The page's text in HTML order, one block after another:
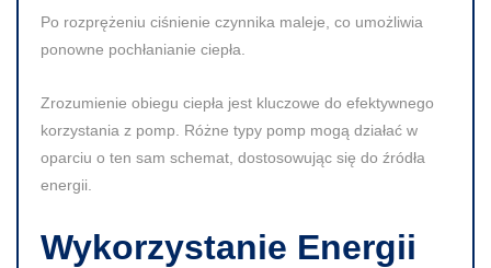
Po rozprężeniu ciśnienie czynnika maleje, co umożliwia
ponowne pochłanianie ciepła.
Zrozumienie obiegu ciepła jest kluczowe do efektywnego
korzystania z pomp. Różne typy pomp mogą działać w
oparciu o ten sam schemat, dostosowując się do źródła
energii.
Wykorzystanie Energii